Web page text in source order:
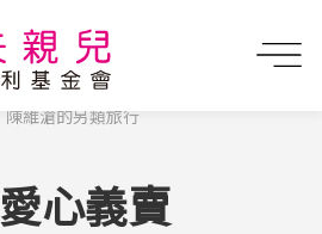
陳維滄的另類旅行
愛心義賣